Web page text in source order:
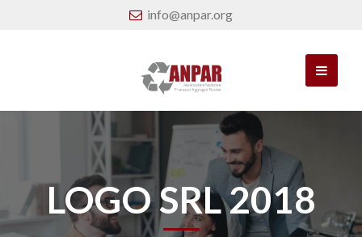
info@anpar.org
LOGO SRL 2018